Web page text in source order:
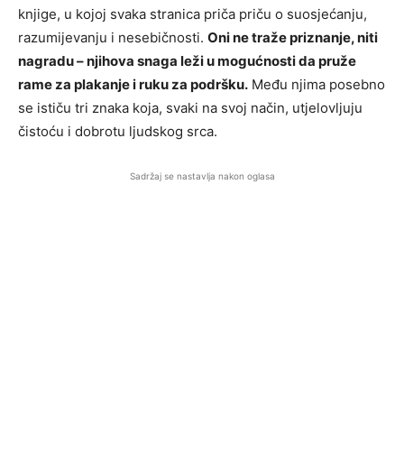
knjige, u kojoj svaka stranica priča priču o suosjećanju,
razumijevanju i nesebičnosti. Oni ne traže priznanje, niti
nagradu – njihova snaga leži u mogućnosti da pruže
rame za plakanje i ruku za podršku. Među njima posebno
se ističu tri znaka koja, svaki na svoj način, utjelovljuju
čistoću i dobrotu ljudskog srca.
Sadržaj se nastavlja nakon oglasa